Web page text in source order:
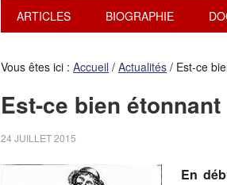
ARTICLES BIOGRAPHIE
Vous êtes ici : Accueil / Actualités / Est-ce
Est-ce bien étonnant
24 JUILLET 2015
En